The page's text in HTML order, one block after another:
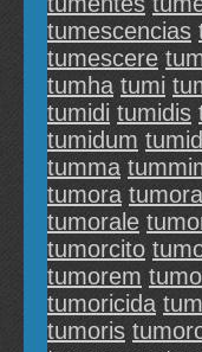
tumescencias
tumescere
tumha tumi
tumidi tumidis
tumidum
tumma
tumora
tumorale
tumorcito
tumorem
tumoricida
tumoris